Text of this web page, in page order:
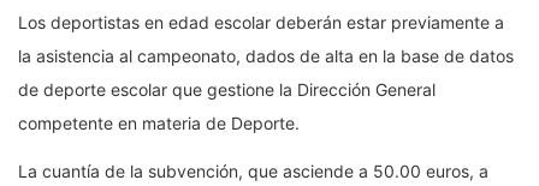
Los deportistas en edad escolar deberán estar previamente a
la asistencia al campeonato, dados de alta en la base de datos
de deporte escolar que gestione la Dirección General
competente en materia de Deporte.
La cuantía de la subvención, que asciende a 50.00 euros, a